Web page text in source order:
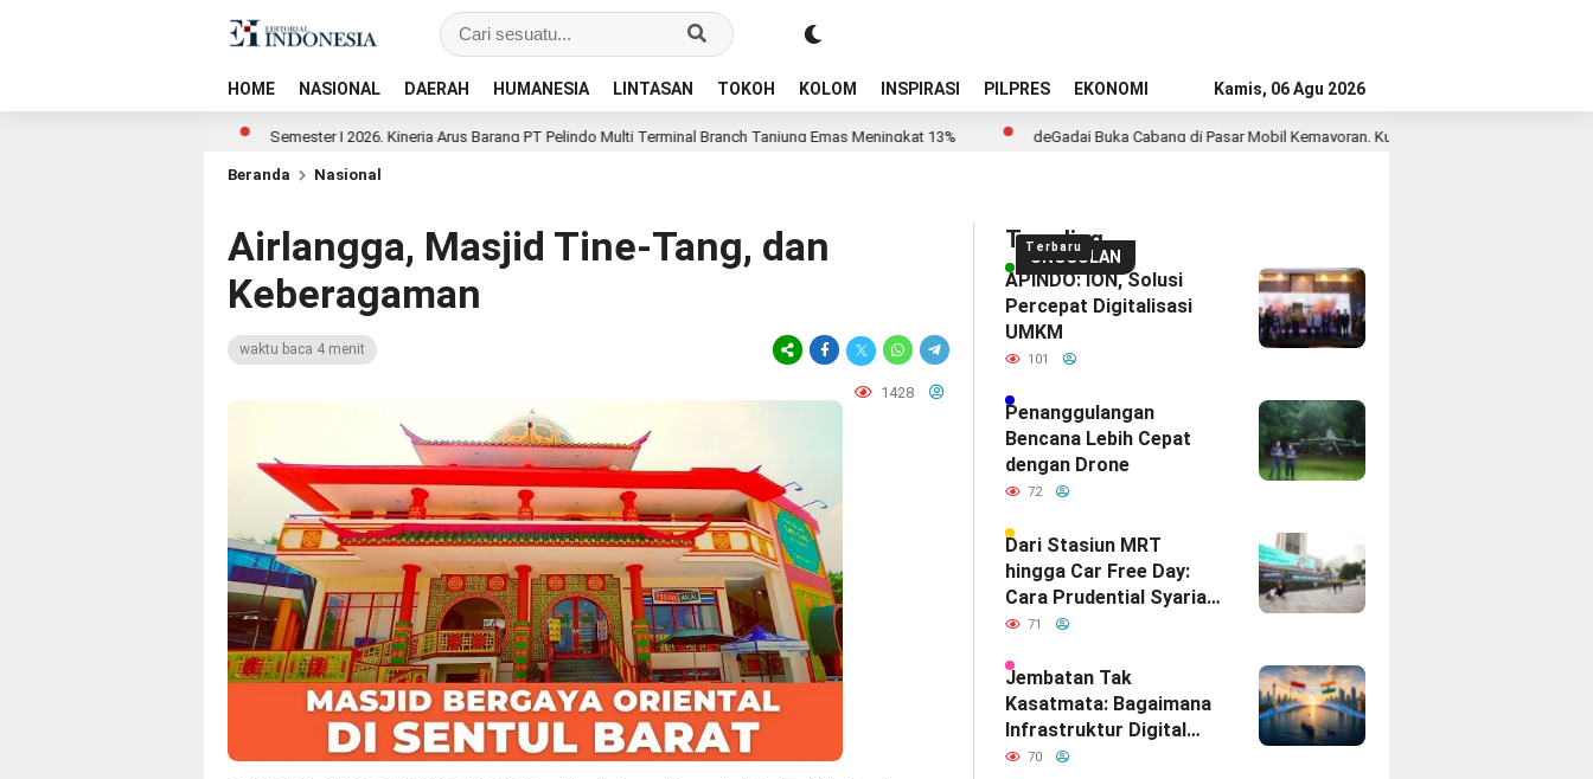
HOME NASIONAL DAERAH HUMANESIA LINTASAN TOKOH KOLOM INSPIRASI PILPRES EKONOMI Kamis, 06 Agu 2026
Semester I 2026, Kinerja Arus Barang PT Pelindo Multi Terminal Branch Tanjung Emas Meningkat 13% deGadai Buka Cabang di Pasar Mobil Kemayoran, Kucurkan Pinjaman hingga Rp2 Miliar untuk
Beranda Nasional
Airlangga, Masjid Tine-Tang, dan
Keberagaman
waktu baca 4 menit
1428
UNGGULAN
Terbaru
Trending
APINDO: ION, Solusi
Percepat Digitalisasi
UMKM
101
Penanggulangan
Bencana Lebih Cepat
dengan Drone
72
Dari Stasiun MRT
hingga Car Free Day:
Cara Prudential Syariah
Merayakan yang Nomor
Indonesia
71
Jembatan Tak
Kasatmata: Bagaimana
Infrastruktur Digital
Diam-Diam
70